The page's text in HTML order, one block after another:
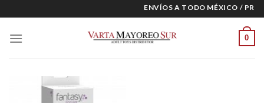
to
content
ENVÍOS A TODO MÉXICO /
0